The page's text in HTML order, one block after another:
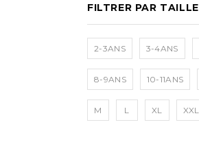
FILTRER PAR TAILLE
2-3ANS 3-4ANS
8-9ANS 10-11ANS
M L XL XXL